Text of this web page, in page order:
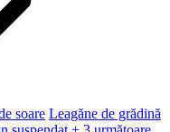
soare Leagăne de grădină